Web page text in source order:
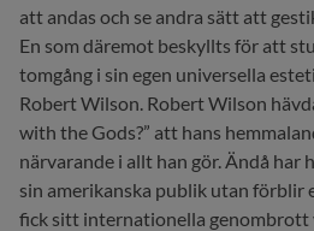
att andas och se andra sätt att
En som däremot beskyllts för att
tomgång i sin egen universella
Robert Wilson. Robert Wilson
with the Gods?” att hans
närvarande i allt han gör. Ändå har
sin amerikanska publik utan förblir
fick sitt internationella genombrott